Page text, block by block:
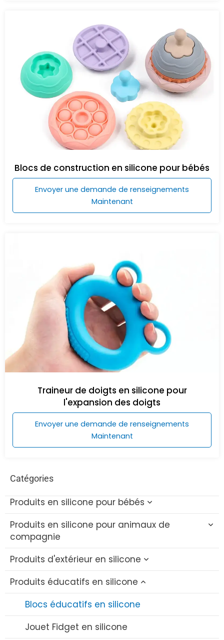
Catégories
Produits en silicone pour bébés
Jouets de bain pour bébé en silicone
Produits en silicone pour animaux de
compagnie
Jouet de dentition pour chat en silicone
Jouet à mâcher pour chien en silicone
Brosse de bain en silicone pour animaux de
Produits d'extérieur en silicone
Gobelet pliable en silicone
Bouchon de paille en silicone
Set de voyage en silicone
Produits éducatifs en silicone
Blocs éducatifs en silicone
Jouet Fidget en silicone
Blocs de construction en silicone pour bébés
Envoyer une demande de renseignements
Maintenant
Traineur de doigts en silicone pour
l'expansion des doigts
Envoyer une demande de renseignements
Maintenant